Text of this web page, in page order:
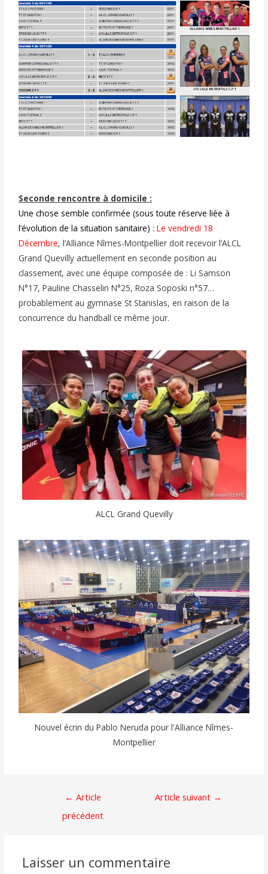
Seconde rencontre à domicile :
Une chose semble confirmée (sous toute réserve liée à
l’évolution de la situation sanitaire) : Le vendredi 18
Décembre, l’Alliance Nîmes-Montpellier doit recevoir l’ALCL
Grand Quevilly actuellement en seconde position au
classement, avec une équipe composée de : Li Samson
N°17, Pauline Chasselin N°25, Roza Soposki n°57…
probablement au gymnase St Stanislas, en raison de la
concurrence du handball ce même jour.
ALCL Grand Quevilly
Nouvel écrin du Pablo Neruda pour l'Alliance Nîmes-
Montpellier
← Article
précédent
Article suivant →
Laisser un commentaire